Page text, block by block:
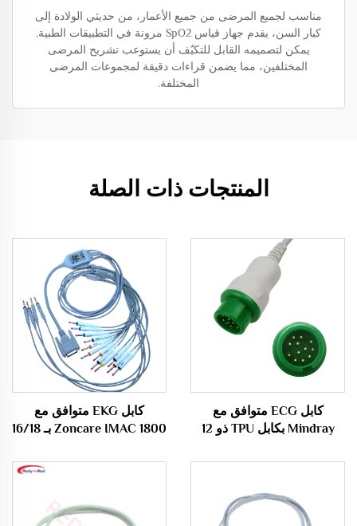
مناسب لجميع المرضى من جميع الأعمار، من حديثي الولادة إلى
كبار السن، يقدم جهاز قياس SpO2 مرونة في التطبيقات الطبية.
يمكن لتصميمه القابل للتكيّف أن يستوعب تشريح المرضى
المختلفين، مما يضمن قراءات دقيقة لمجموعات المرضى
المختلفة.
المنتجات ذات الصلة
كابل ECG متوافق مع
Mindray بكابل TPU ذو 12
الضغط / الفتحة لآلات ECG
كابل EKG متوافق مع
Zoncare IMAC 1800 بـ 16/18
وفقًا لمعايير IEC/AHA 26